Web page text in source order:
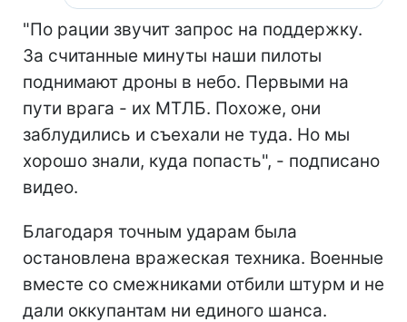
"По рации звучит запрос на поддержку.
За считанные минуты наши пилоты
поднимают дроны в небо. Первыми на
пути врага - их МТЛБ. Похоже, они
заблудились и съехали не туда. Но мы
хорошо знали, куда попасть", - подписано
видео.
Благодаря точным ударам была
остановлена вражеская техника. Военные
вместе со смежниками отбили штурм и не
дали оккупантам ни единого шанса.